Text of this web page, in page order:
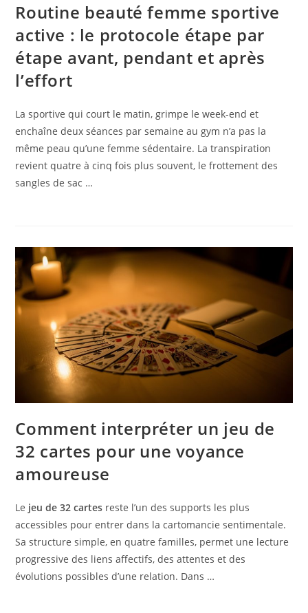
Routine beauté femme sportive
active : le protocole étape par
étape avant, pendant et après
l’effort
La sportive qui court le matin, grimpe le week-end et
enchaîne deux séances par semaine au gym n’a pas la
même peau qu’une femme sédentaire. La transpiration
revient quatre à cinq fois plus souvent, le frottement des
sangles de sac …
Comment interpréter un jeu de
32 cartes pour une voyance
amoureuse
Le jeu de 32 cartes reste l’un des supports les plus
accessibles pour entrer dans la cartomancie sentimentale.
Sa structure simple, en quatre familles, permet une lecture
progressive des liens affectifs, des attentes et des
évolutions possibles d’une relation. Dans …